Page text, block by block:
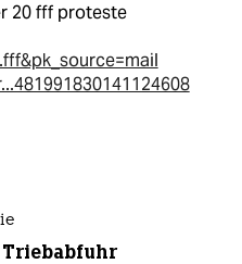
20 fff proteste
Triebabfuhr